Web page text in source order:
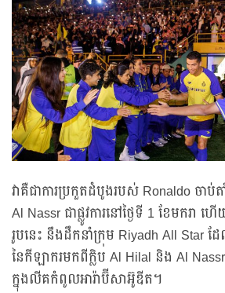
វាគឺជាការប្រកួតដំបូងរបស់ Ronaldo ចា
Al Nassr ជាផ្លូវការនៅថ្ងៃទី 1 ខែមករា
រូបនេះ នឹងដឹកនាំក្រុម Riyadh All Star ដែ
នៃកីឡាករមកពីក្លិប Al Hilal និង Al
ក្នុងលីគកំពូលអារ៉ាប៊ីសាអ៊ូឌីត។